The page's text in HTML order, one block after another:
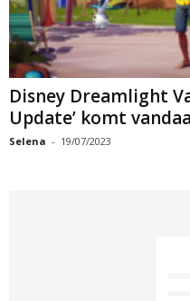
Disney Dreamlight
Update’ komt
Selena - 19/07/2023